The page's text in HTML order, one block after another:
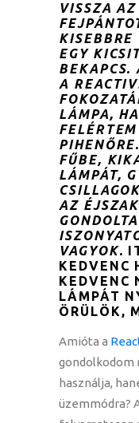
VISSZA
KISEBBRE
EGY
BEKAPCS.
A
LÁMPA,
FŰBE,
LÁMPÁT,
AZ
VAGYOK.
KEDVENC
KEDVENC
LÁMPÁT
ÖRÜLÖK,
Amióta a
gondolkodom
használja,
üzemmódra?